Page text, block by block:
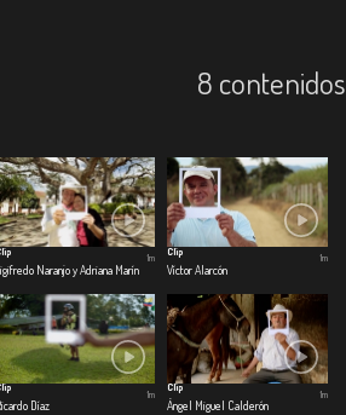
8 contenidos
Naranjo y Adriana Marín
1m
Clip
Víctor Alarcón
1m
Díaz
1m
Clip
Ángel Miguel Calderón
1m